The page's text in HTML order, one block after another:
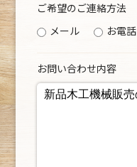
ご希望のご連絡方法
メール お電話
お問い合わせ内容